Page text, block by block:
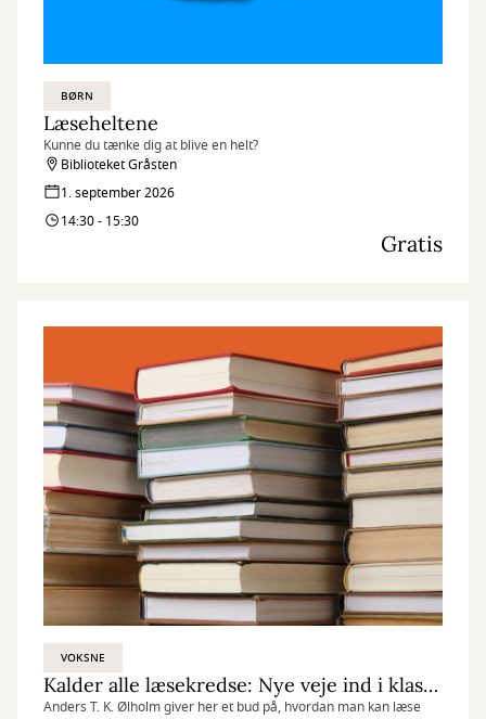
BØRN
Læseheltene
Kunne du tænke dig at blive en helt?
Biblioteket Gråsten
1. september 2026
14:30 - 15:30
Gratis
VOKSNE
Kalder alle læsekredse: Nye veje ind i klassikere
Anders T. K. Ølholm giver her et bud på, hvordan man kan læse